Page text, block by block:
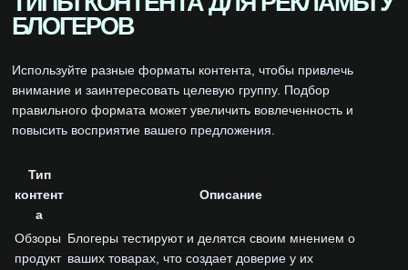
БЛОГЕРОВ
Используйте разные форматы контента, чтобы привлечь
внимание и заинтересовать целевую группу. Подбор
правильного формата может увеличить вовлеченность и
повысить восприятие вашего предложения.
Тип
контент
а
Описание
Обзоры
продукт
Блогеры тестируют и делятся своим мнением о
ваших товарах, что создает доверие у их